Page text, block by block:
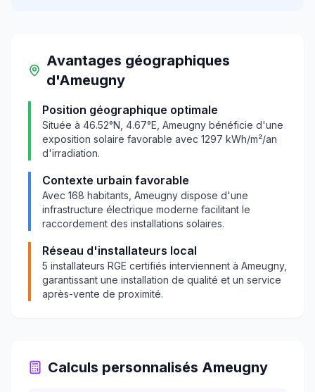
Avantages géographiques
d'Ameugny
Position géographique optimale
Située à 46.52°N, 4.67°E, Ameugny bénéficie d'une
exposition solaire favorable avec 1297 kWh/m²/an
d'irradiation.
Contexte urbain favorable
Avec 168 habitants, Ameugny dispose d'une
infrastructure électrique moderne facilitant le
raccordement des installations solaires.
Réseau d'installateurs local
5 installateurs RGE certifiés interviennent à Ameugny,
garantissant une installation de qualité et un service
après-vente de proximité.
Calculs personnalisés Ameugny